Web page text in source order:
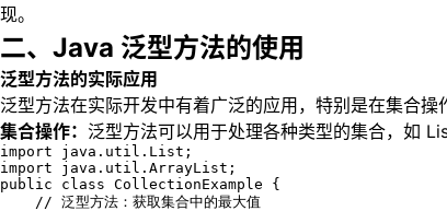
现。
二、Java 泛型方法的使用
泛型方法的实际应用
泛型方法在实际开发中有着广泛的应用，特别是在集合操
集合操作： 泛型方法可以用于处理各种类型的集合，如
import java.util.List;
import java.util.ArrayList;
public class CollectionExample {
// 泛型方法：获取集合中的最大值